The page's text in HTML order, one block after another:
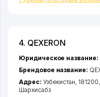
4. QEXERON
Юридическое название:
Брендовое название:
Адрес: Узбекистан, 181200,
Шархисабз